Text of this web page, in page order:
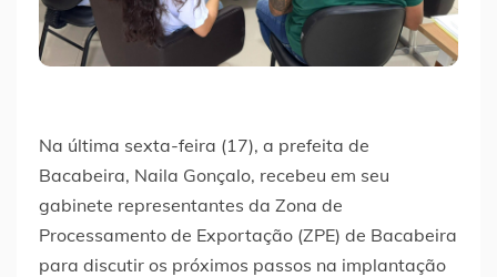
Na última sexta-feira (17), a prefeita de
Bacabeira, Naila Gonçalo, recebeu em seu
gabinete representantes da Zona de
Processamento de Exportação (ZPE) de Bacabeira
para discutir os próximos passos na implantação